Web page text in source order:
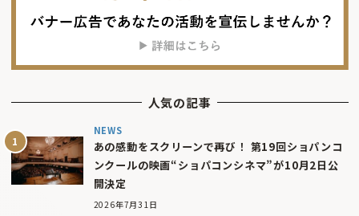
人気の記事
NEWS
あの感動をスクリーンで再び！ 第19回ショパンコ
ンクールの映画“ショパコンシネマ”が10月2日公
開決定
2026年7月31日